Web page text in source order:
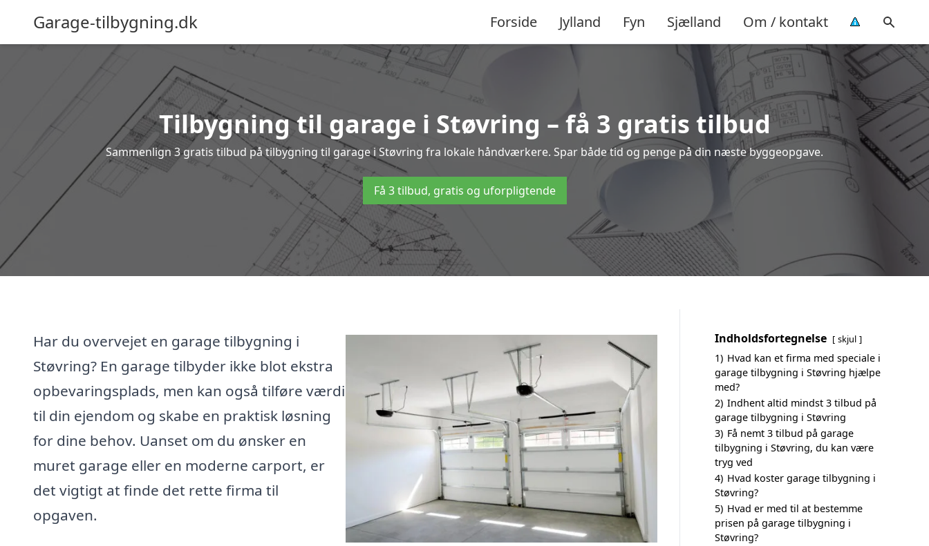
Garage-tilbygning.dk Forside Jylland Fyn Sjælland Om / kontakt
Tilbygning til garage i Støvring – få 3 gratis tilbud
Sammenlign 3 gratis tilbud på tilbygning til garage i Støvring fra lokale håndværkere. Spar både tid og penge på din næste byggeopgave.
Få 3 tilbud, gratis og uforpligtende
Har du overvejet en garage tilbygning i
Støvring? En garage tilbyder ikke blot ekstra
opbevaringsplads, men kan også tilføre værdi
til din ejendom og skabe en praktisk løsning
for dine behov. Uanset om du ønsker en
muret garage eller en moderne carport, er
det vigtigt at finde det rette firma til
opgaven.
Indholdsfortegnelse skjul
1) Hvad kan et firma med speciale i
garage tilbygning i Støvring hjælpe
med?
2) Indhent altid mindst 3 tilbud på
garage tilbygning i Støvring
3) Få nemt 3 tilbud på garage
tilbygning i Støvring, du kan være
tryg ved
4) Hvad koster garage tilbygning i
Støvring?
5) Hvad er med til at bestemme
prisen på garage tilbygning i
Støvring?